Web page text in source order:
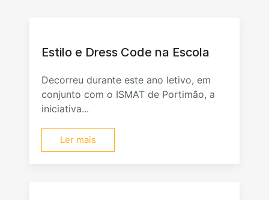
Estilo e Dress Code na Escola
Decorreu durante este ano letivo, em
conjunto com o ISMAT de Portimão, a
iniciativa...
Ler mais